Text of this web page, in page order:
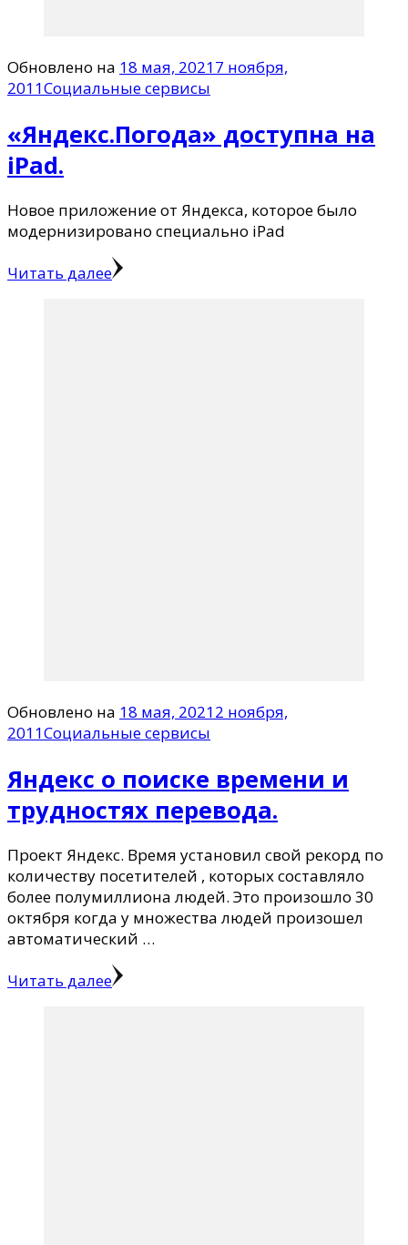
Обновлено на 18 мая, 20217 ноября,
2011Социальные сервисы
«Яндекс.Погода» доступна на
iPad.
Новое приложение от Яндекса, которое было
модернизировано специально iPad
Читать далее
Обновлено на 18 мая, 20212 ноября,
2011Социальные сервисы
Яндекс о поиске времени и
трудностях перевода.
Проект Яндекс. Время установил свой рекорд по
количеству посетителей , которых составляло
более полумиллиона людей. Это произошло 30
октября когда у множества людей произошел
автоматический …
Читать далее